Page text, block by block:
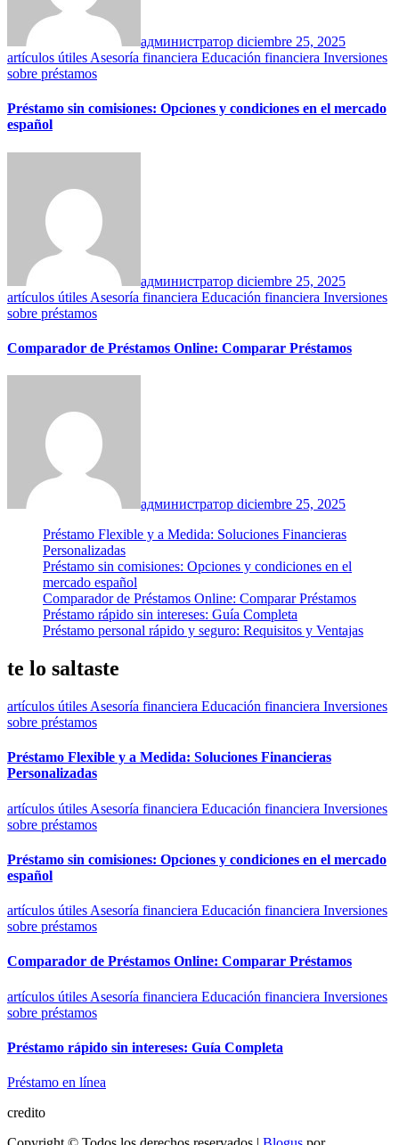
администратор diciembre 25, 2025
artículos útiles Asesoría financiera Educación financiera Inversiones
sobre préstamos
Préstamo sin comisiones: Opciones y condiciones en el mercado
español
администратор diciembre 25, 2025
artículos útiles Asesoría financiera Educación financiera Inversiones
sobre préstamos
Comparador de Préstamos Online: Comparar Préstamos
администратор diciembre 25, 2025
Préstamo Flexible y a Medida: Soluciones Financieras
Personalizadas
Préstamo sin comisiones: Opciones y condiciones en el
mercado español
Comparador de Préstamos Online: Comparar Préstamos
Préstamo rápido sin intereses: Guía Completa
Préstamo personal rápido y seguro: Requisitos y Ventajas
te lo saltaste
artículos útiles Asesoría financiera Educación financiera Inversiones
sobre préstamos
Préstamo Flexible y a Medida: Soluciones Financieras
Personalizadas
artículos útiles Asesoría financiera Educación financiera Inversiones
sobre préstamos
Préstamo sin comisiones: Opciones y condiciones en el mercado
español
artículos útiles Asesoría financiera Educación financiera Inversiones
sobre préstamos
Comparador de Préstamos Online: Comparar Préstamos
artículos útiles Asesoría financiera Educación financiera Inversiones
sobre préstamos
Préstamo rápido sin intereses: Guía Completa
Préstamo en línea
credito